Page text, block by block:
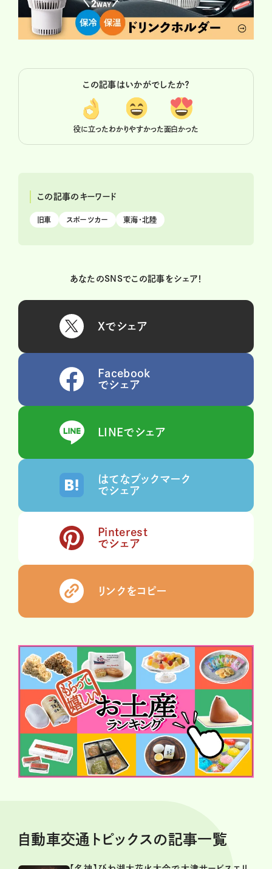
この記事はいかがでしたか？
役に立ったわかりやすかった面白かった
この記事のキーワード
旧車 スポーツカー 東海・北陸
あなたのSNSでこの記事をシェア！
Xでシェア
Facebook
でシェア
LINEでシェア
はてなブックマーク
でシェア
Pinterest
でシェア
リンクをコピー
自動車交通トピックスの記事一覧